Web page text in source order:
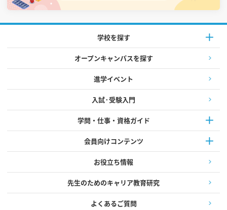
学校を探す
オープンキャンパスを探す
進学イベント
入試·受験入門
学問・仕事・資格ガイド
会員向けコンテンツ
お役立ち情報
先生のためのキャリア教育研究
よくあるご質問